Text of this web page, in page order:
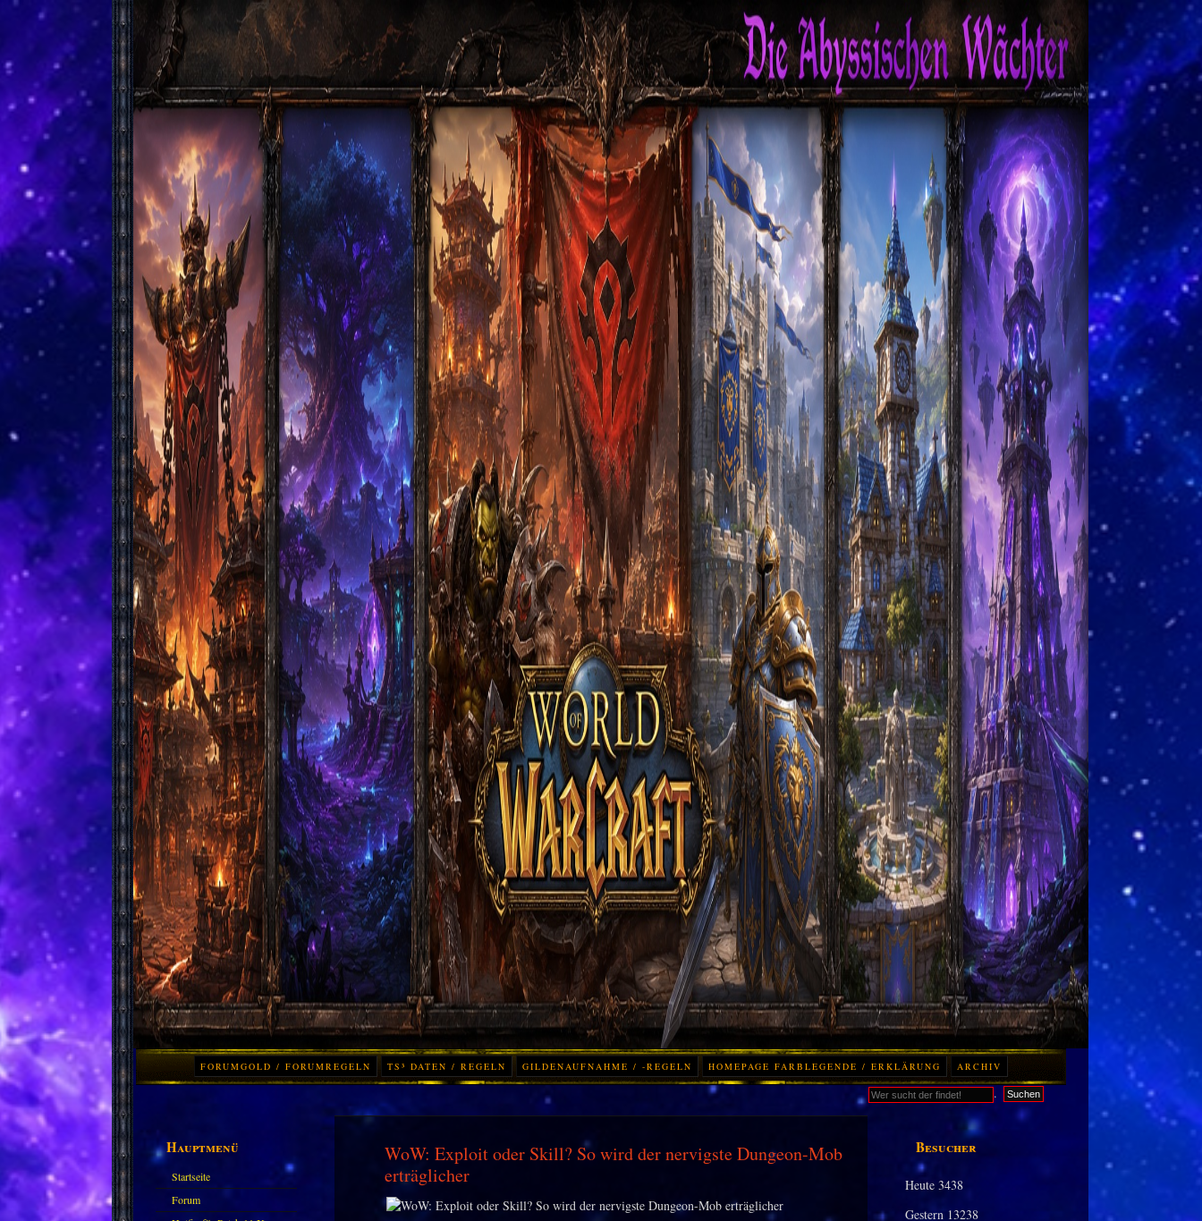
FORUMGOLD / FORUMREGELN TS³ DATEN / REGELN GILDENAUFNAHME / -REGELN HOMEPAGE FARBLEGENDE / ERKLÄRUNG ARCHIV
. Suchen
Hauptmenü
Startseite
Forum
Besucher
Heute3438
Gestern 13238
WoW: Exploit oder Skill? So wird der nervigste Dungeon-Mob
erträglicher